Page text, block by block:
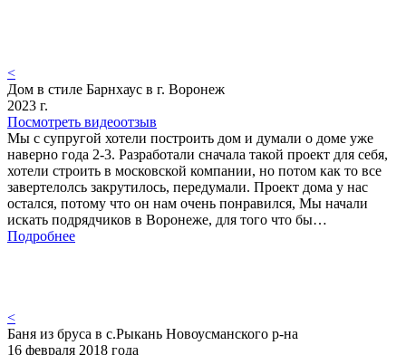
<
Дом в стиле Барнхаус в г. Воронеж
2023 г.
Посмотреть видеоотзыв
Мы с супругой хотели построить дом и думали о доме уже
наверно года 2-3. Разработали сначала такой проект для себя,
хотели строить в московской компании, но потом как то все
завертелолсь закрутилось, передумали. Проект дома у нас
остался, потому что он нам очень понравился, Мы начали
искать подрядчиков в Воронеже, для того что бы…
Подробнее
<
Баня из бруса в с.Рыкань Новоусманского р-на
16 февраля 2018 года